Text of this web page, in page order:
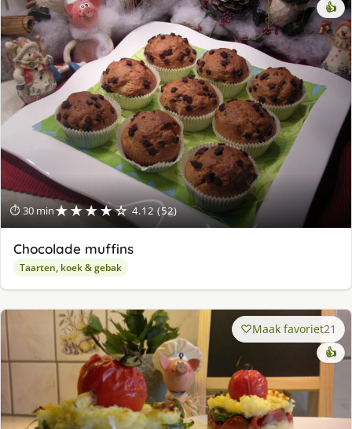
⏱ 30 min★★★★☆ 4.12 (52)
👍
Chocolade muffins
Taarten, koek & gebak
Maak favoriet21
👍